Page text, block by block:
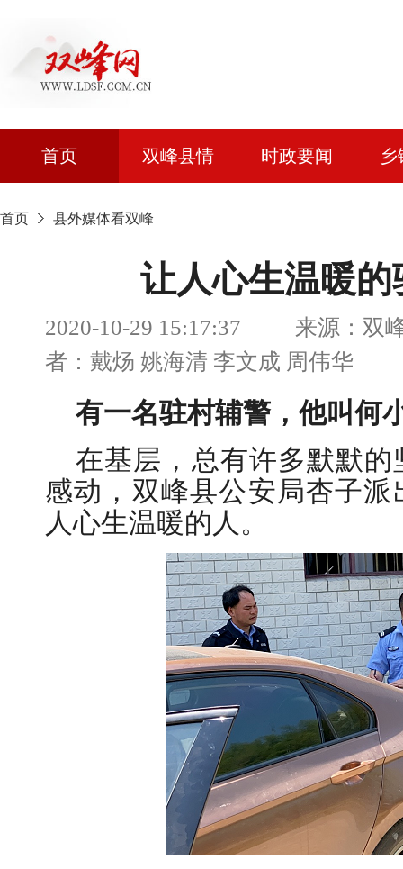
首页 双峰县情 时政要闻
首页 县外媒体看双峰
让人心生温暖
2020-10-29 15:17:37 来源：双峰
者：戴炀 姚海清 李文成 周伟华
有一名驻村辅警，他叫何
在基层，总有许多默默
感动，双峰县公安局杏子
人心生温暖的人。